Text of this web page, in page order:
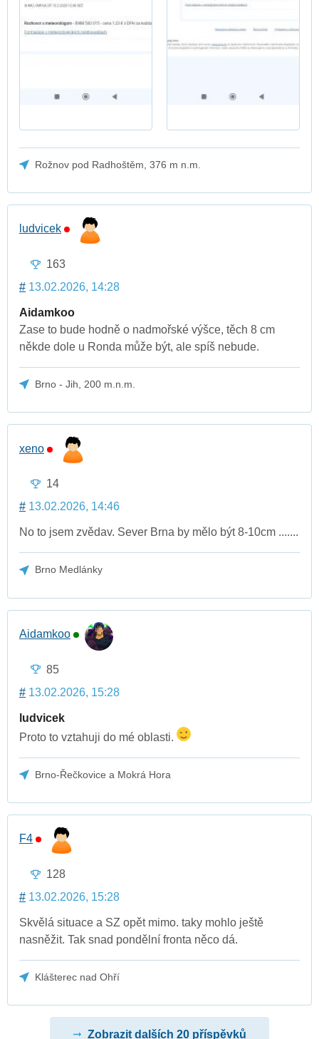
Rožnov pod Radhoštěm, 376 m n.m.
ludvicek
163
# 13.02.2026, 14:28
Aidamkoo
Zase to bude hodně o nadmořské výšce, těch 8 cm
někde dole u Ronda může být, ale spíš nebude.
Brno - Jih, 200 m.n.m.
xeno
14
# 13.02.2026, 14:46
No to jsem zvědav. Sever Brna by mělo být 8-10cm .......
Brno Medlánky
Aidamkoo
85
# 13.02.2026, 15:28
ludvicek
Proto to vztahuji do mé oblasti.
Brno-Řečkovice a Mokrá Hora
F4
128
# 13.02.2026, 15:28
Skvělá situace a SZ opět mimo. taky mohlo ještě
nasněžit. Tak snad pondělní fronta něco dá.
Klášterec nad Ohří
Zobrazit dalších 20 příspěvků